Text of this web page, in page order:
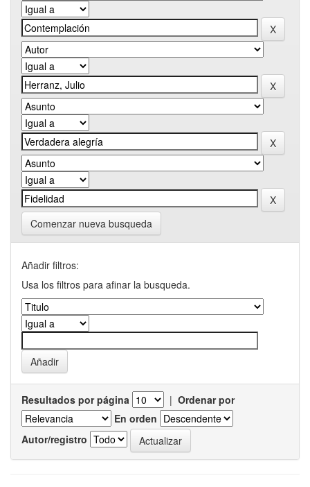
Comenzar nueva busqueda
Añadir filtros:
Usa los filtros para afinar la busqueda.
Resultados por página | Ordenar por
En orden
Autor/registro